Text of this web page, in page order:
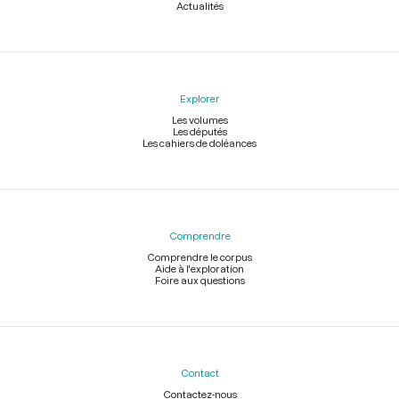
Actualités
Explorer
Les volumes
Les députés
Les cahiers de doléances
Comprendre
Comprendre le corpus
Aide à l'exploration
Foire aux questions
Contact
Contactez-nous